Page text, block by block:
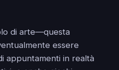
di arte—questa
essere
appuntamenti in realtà